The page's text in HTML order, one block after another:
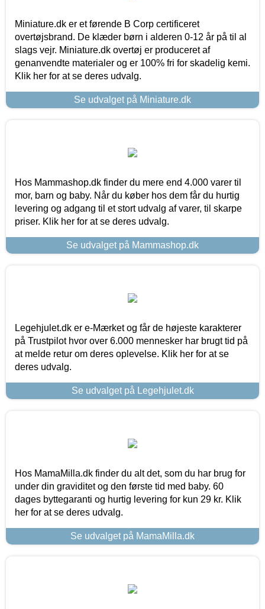
Miniature.dk er et førende B Corp certificeret
overtøjsbrand. De klæder børn i alderen 0-12 år på til al
slags vejr. Miniature.dk overtøj er produceret af
genanvendte materialer og er 100% fri for skadelig kemi.
Klik her for at se deres udvalg.
Se udvalget på Miniature.dk
Hos Mammashop.dk finder du mere end 4.000 varer til
mor, barn og baby. Når du køber hos dem får du hurtig
levering og adgang til et stort udvalg af varer, til skarpe
priser. Klik her for at se deres udvalg.
Se udvalget på Mammashop.dk
Legehjulet.dk er e-Mærket og får de højeste karakterer
på Trustpilot hvor over 6.000 mennesker har brugt tid på
at melde retur om deres oplevelse. Klik her for at se
deres udvalg.
Se udvalget på Legehjulet.dk
Hos MamaMilla.dk finder du alt det, som du har brug for
under din graviditet og den første tid med baby. 60
dages byttegaranti og hurtig levering for kun 29 kr. Klik
her for at se deres udvalg.
Se udvalget på MamaMilla.dk